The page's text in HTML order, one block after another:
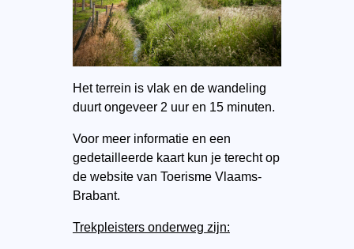
Het terrein is vlak en de wandeling
duurt ongeveer 2 uur en 15 minuten. ​
Voor meer informatie en een
gedetailleerde kaart kun je terecht op
de website van Toerisme Vlaams-
Brabant. ​
Trekpleisters onderweg zijn: